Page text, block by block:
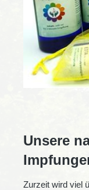
Unsere
Zurzeit wird viel